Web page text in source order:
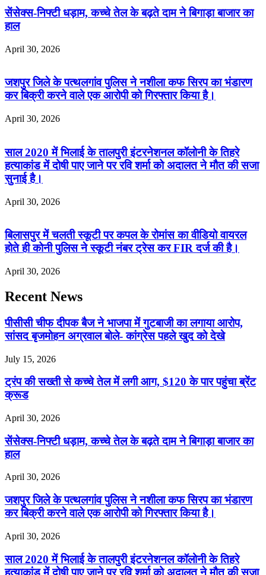
सेंसेक्स-निफ्टी धड़ाम, कच्चे तेल के बढ़ते दाम ने बिगाड़ा बाजार का
हाल
April 30, 2026
जशपुर जिले के पत्थलगांव पुलिस ने नशीला कफ सिरप का भंडारण
कर बिक्री करने वाले एक आरोपी को गिरफ्तार किया है।
April 30, 2026
साल 2020 में भिलाई के तालपुरी इंटरनेशनल कॉलोनी के तिहरे
हत्याकांड में दोषी पाए जाने पर रवि शर्मा को अदालत ने मौत की सजा
सुनाई है।
April 30, 2026
बिलासपुर में चलती स्कूटी पर कपल के रोमांस का वीडियो वायरल
होते ही कोनी पुलिस ने स्कूटी नंबर ट्रेस कर FIR दर्ज की है।
April 30, 2026
Recent News
पीसीसी चीफ दीपक बैज ने भाजपा में गुटबाजी का लगाया आरोप,
सांसद बृजमोहन अग्रवाल बोले- कांग्रेस पहले खुद को देखे
July 15, 2026
ट्रंप की सख्ती से कच्चे तेल में लगी आग, $120 के पार पहुंचा ब्रेंट
क्रूड
April 30, 2026
सेंसेक्स-निफ्टी धड़ाम, कच्चे तेल के बढ़ते दाम ने बिगाड़ा बाजार का
हाल
April 30, 2026
जशपुर जिले के पत्थलगांव पुलिस ने नशीला कफ सिरप का भंडारण
कर बिक्री करने वाले एक आरोपी को गिरफ्तार किया है।
April 30, 2026
साल 2020 में भिलाई के तालपुरी इंटरनेशनल कॉलोनी के तिहरे
हत्याकांड में दोषी पाए जाने पर रवि शर्मा को अदालत ने मौत की सजा